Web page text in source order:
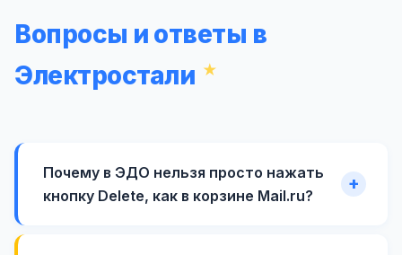
Вопросы и ответы в
Электростали
Почему в ЭДО нельзя просто нажать
кнопку Delete, как в корзине Mail.ru?